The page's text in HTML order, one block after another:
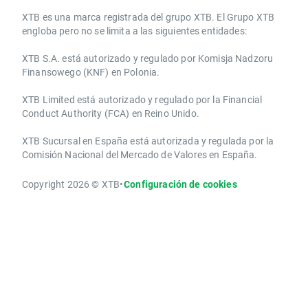
​​XTB es una marca registrada del grupo XTB. El Grupo XTB
engloba pero no se limita a las siguientes entidades:
XTB S.A.​ está autorizado y regulado por Komisja Nadzoru
Finansowego (KNF) ​en Polonia.
XTB Limited ​está autorizado y regulado por la ​Financial
Conduct Authority ​(FCA) en ​​Reino Unido.
XTB Sucursal en España está autorizada y regulada por la
Comisión Nacional del Mercado de Valores en España.
Copyright 2026 © XTB•Configuración de cookies